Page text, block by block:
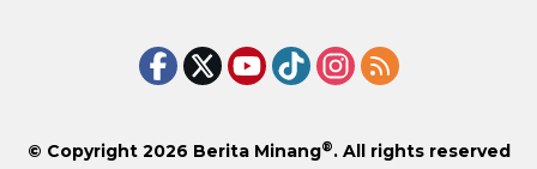
© Copyright 2026 Berita Minang®. All rights reserved